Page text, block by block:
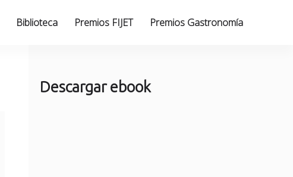
Biblioteca Premios FIJET Premios Gastronomía
Descargar ebook